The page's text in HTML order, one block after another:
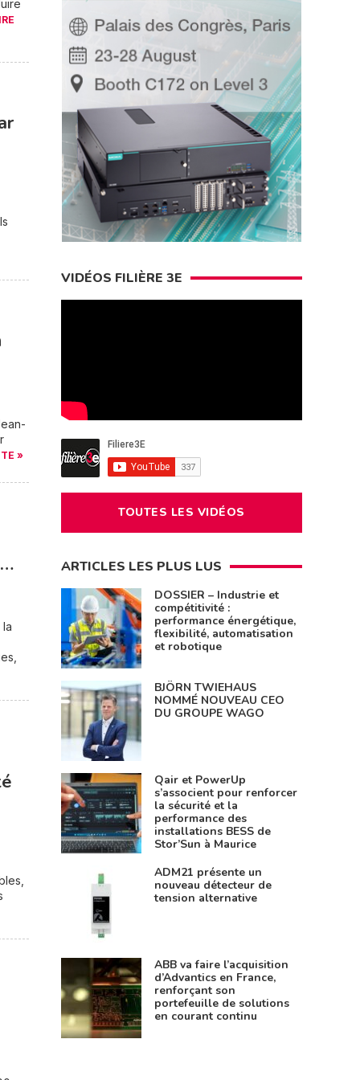
»
VIDÉOS FILIÈRE 3E
TOUTES LES VIDÉOS
ARTICLES LES PLUS LUS
DOSSIER – Industrie et
compétitivité :
performance énergétique,
flexibilité, automatisation
et robotique
BJÖRN TWIEHAUS
NOMMÉ NOUVEAU CEO
DU GROUPE WAGO
Qair et PowerUp
s’associent pour renforcer
la sécurité et la
performance des
installations BESS de
Stor’Sun à Maurice
ADM21 présente un
nouveau détecteur de
tension alternative
ABB va faire l’acquisition
d’Advantics en France,
renforçant son
portefeuille de solutions
en courant continu